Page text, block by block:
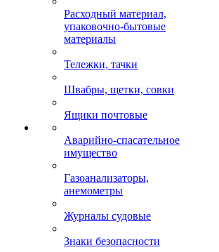
Расходный материал,
упаковочно-бытовые
материалы
Тележки, тачки
Швабры, щетки, совки
Ящики почтовые
Аварийно-спасательное
имущество
Газоанализаторы,
анемометры
Журналы судовые
Знаки безопасности